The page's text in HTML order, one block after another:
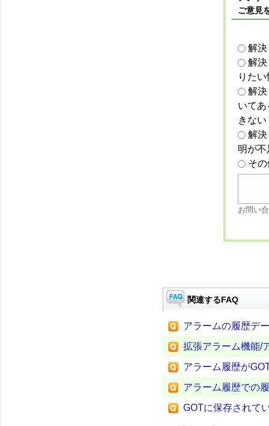
ご意見
解
解
りた
解
いて
きない
解
明が
そ
お問い
関連するFAQ
アラームの履歴デ
拡張アラーム機能/
アラーム履歴が
アラーム履歴での
GOTに保存されて